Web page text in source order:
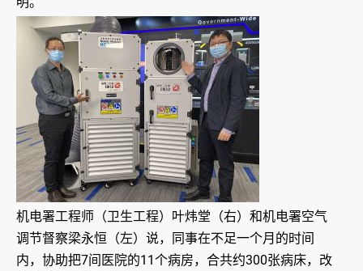
机电署工程师（卫生工程）叶炜堂（右）和机电署空气
调节督察梁永恒（左）说，同事在不足一个月的时间
内，协助把7间医院的11个病房，合共约300张病床，改